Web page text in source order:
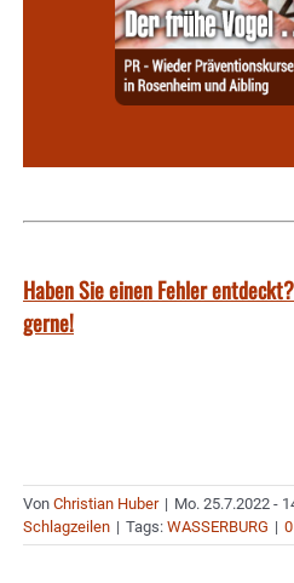
Haben Sie einen Fehler
gerne!
Von Christian Huber | Mo. 25.7.2022 -
Schlagzeilen | Tags: WASSERBURG |